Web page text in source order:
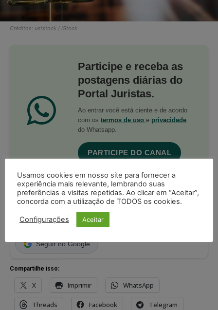
Créditos: uststock / iStock
Participe e receba as
postagens diárias do
Portal Juristas.
Ao entrar você está ciente e de acordo
com os termos de uso e privacidade
do Whatsapp.
PARTICIPE DO CANAL
Acompanhe o Juristas no Google News
receba as principais notícias jurídicas do Brasil
Seguir no Google
Compartilhe isso:
X Imprimir WhatsApp
Threads Facebook Telegram
Usamos cookies em nosso site para fornecer a
experiência mais relevante, lembrando suas
preferências e visitas repetidas. Ao clicar em “Aceitar”,
concorda com a utilização de TODOS os cookies.
Configurações Aceitar